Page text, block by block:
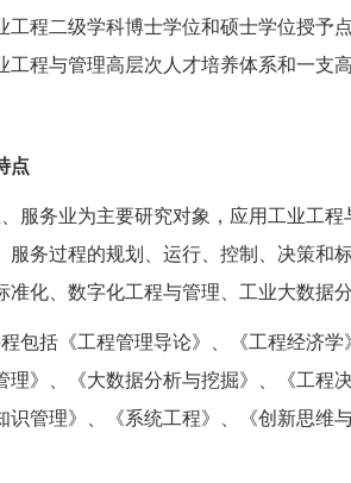
工程二级学科博士学位和硕士学位授予
工程与管理高层次人才培养体系和一支
点
、服务业为主要研究对象，应用工业工
服务过程的规划、运行、控制、决策和
准化、数字化工程与管理、工业大数据
包括《工程管理导论》、《工程经济
理》、《大数据分析与挖掘》、《工程
识管理》、《系统工程》、《创新思维